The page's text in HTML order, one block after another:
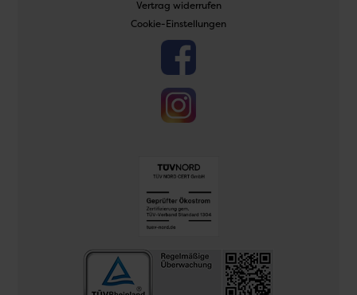
Vertrag widerrufen
Cookie-Einstellungen